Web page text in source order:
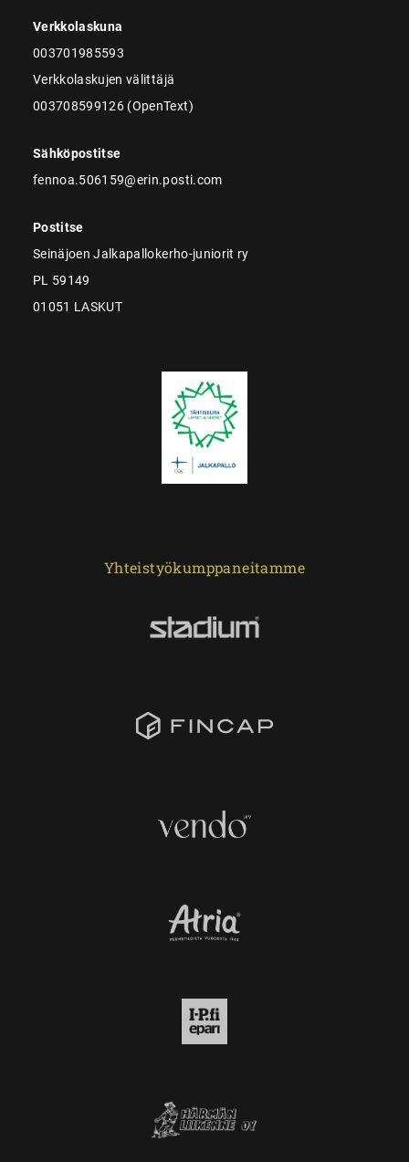
Verkkolaskuna
003701985593
Verkkolaskujen välittäjä
003708599126 (OpenText)
Sähköpostitse
fennoa.506159@erin.posti.com
Postitse
Seinäjoen Jalkapallokerho-juniorit ry
PL 59149
01051 LASKUT
Yhteistyökumppaneitamme